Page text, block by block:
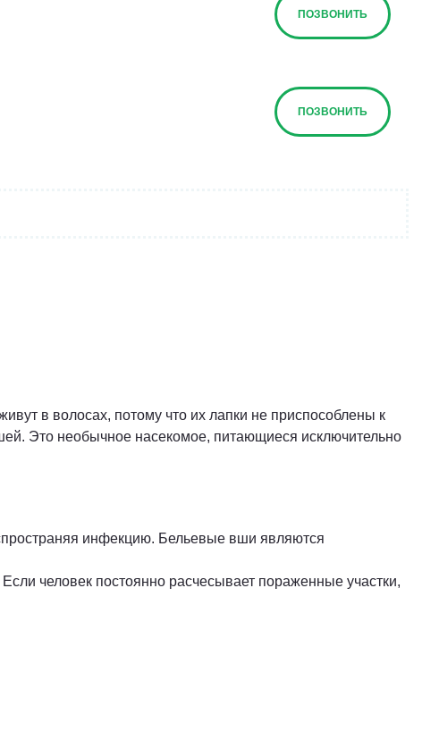
ПОЗВОНИТЬ
ПОЗВОНИТЬ
в волосах, потому что их лапки не приспособлены к
Это необычное насекомое, питающиеся исключительно
инфекцию. Бельевые вши являются
человек постоянно расчесывает пораженные участки,